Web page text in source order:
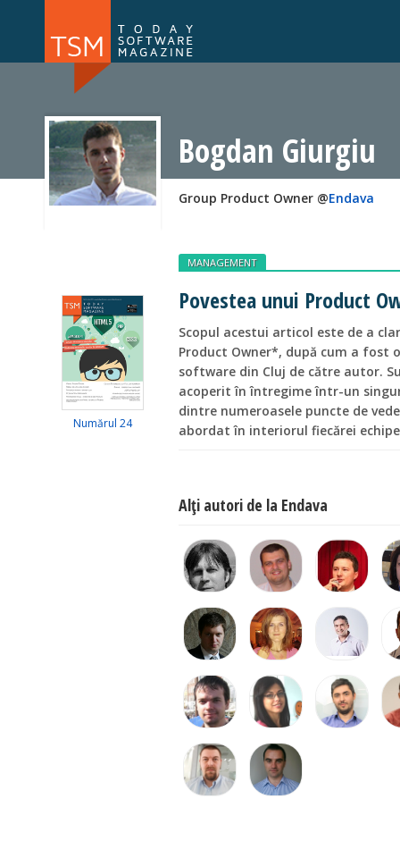
NOU
Bogdan Giurgiu
Group Product Owner @Endava
Numărul 24
MANAGEMENT
Povestea unui Product
Scopul acestui articol este de a
Product Owner*, după cum a fost
software din Cluj de către autor.
acoperit în întregime într-un
dintre numeroasele puncte de
abordat în interiorul fiecărei
Alţi autori de la Endava